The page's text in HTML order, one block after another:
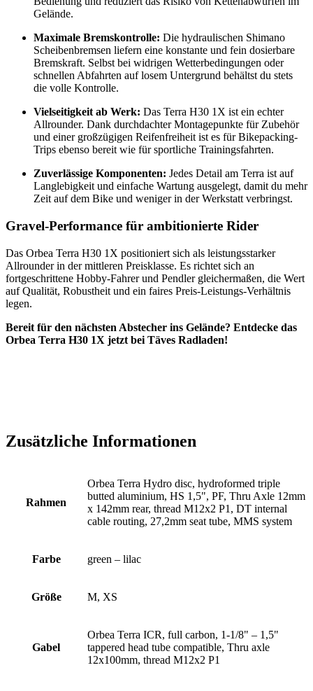
Gelände.
Maximale Bremskontrolle: Die hydraulischen Shimano
Scheibenbremsen liefern eine konstante und fein dosierbare
Bremskraft. Selbst bei widrigen Wetterbedingungen oder
schnellen Abfahrten auf losem Untergrund behältst du stets
die volle Kontrolle.
Vielseitigkeit ab Werk: Das Terra H30 1X ist ein echter
Allrounder. Dank durchdachter Montagepunkte für Zubehör
und einer großzügigen Reifenfreiheit ist es für Bikepacking-
Trips ebenso bereit wie für sportliche Trainingsfahrten.
Zuverlässige Komponenten: Jedes Detail am Terra ist auf
Langlebigkeit und einfache Wartung ausgelegt, damit du mehr
Zeit auf dem Bike und weniger in der Werkstatt verbringst.
Gravel-Performance für ambitionierte Rider
Das Orbea Terra H30 1X positioniert sich als leistungsstarker
Allrounder in der mittleren Preisklasse. Es richtet sich an
fortgeschrittene Hobby-Fahrer und Pendler gleichermaßen, die Wert
auf Qualität, Robustheit und ein faires Preis-Leistungs-Verhältnis
legen.
Bereit für den nächsten Abstecher ins Gelände? Entdecke das
Orbea Terra H30 1X jetzt bei Täves Radladen!
Zusätzliche Informationen
Rahmen
Orbea Terra Hydro disc, hydroformed triple
butted aluminium, HS 1,5", PF, Thru Axle 12mm
x 142mm rear, thread M12x2 P1, DT internal
cable routing, 27,2mm seat tube, MMS system
Farbe green – lilac
Größe M, XS
Gabel
Orbea Terra ICR, full carbon, 1-1/8" – 1,5"
tappered head tube compatible, Thru axle
12x100mm, thread M12x2 P1